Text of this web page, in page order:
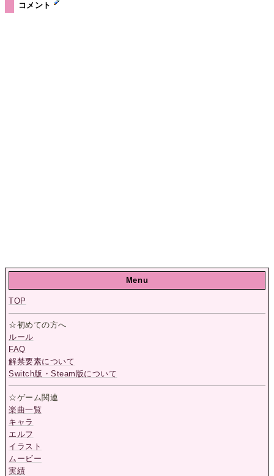
コメント
Menu
TOP
☆初めての方へ
ルール
FAQ
解禁要素について
Switch版・Steam版について
☆ゲーム関連
楽曲一覧
キャラ
エルフ
イラスト
ムービー
実績